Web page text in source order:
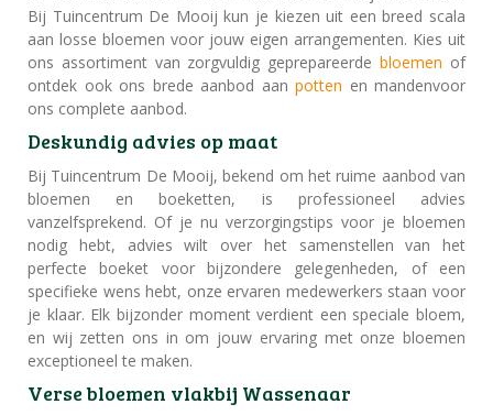
Bij Tuincentrum De Mooij kun je kiezen uit een breed scala
aan losse bloemen voor jouw eigen arrangementen. Kies uit
ons assortiment van zorgvuldig geprepareerdebloemen of
ontdek ook ons brede aanbod aan potten en mandenvoor
ons complete aanbod.
Deskundig advies op maat
Bij Tuincentrum De Mooij, bekend om het ruime aanbod van
bloemen en boeketten, is professioneel advies
vanzelfsprekend. Of je nu verzorgingstips voor je bloemen
nodig hebt, advies wilt over het samenstellen van het
perfecte boeket voor bijzondere gelegenheden, of een
specifieke wens hebt, onze ervaren medewerkers staan voor
je klaar. Elk bijzonder moment verdient een speciale bloem,
en wij zetten ons in om jouw ervaring met onze bloemen
exceptioneel te maken.
Verse bloemen vlakbij Wassenaar